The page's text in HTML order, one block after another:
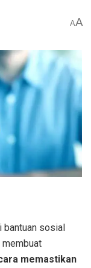
AA
bantuan sosial
membuat
memastikan